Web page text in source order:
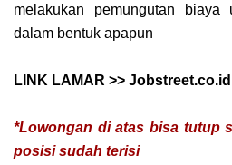
melakukan pemungutan biaya
dalam bentuk apapun
LINK LAMAR >> Jobstreet.co.id
*Lowongan di atas bisa tutup
posisi sudah terisi